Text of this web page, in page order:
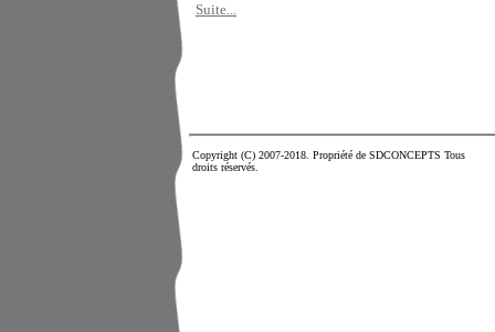
Suite...
Copyright (C) 2007-2018. Propriété de SDCONCEPTS Tous
droits réservés.